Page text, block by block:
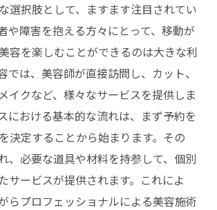
選択肢として、ますます注目されてい
や障害を抱える方々にとって、移動が
容を楽しむことができるのは大きな利
では、美容師が直接訪問し、カット、
イクなど、様々なサービスを提供しま
における基本的な流れは、まず予約を
決定することから始まります。その
、必要な道具や材料を持参して、個別
サービスが提供されます。これによ
らプロフェッショナルによる美容施術